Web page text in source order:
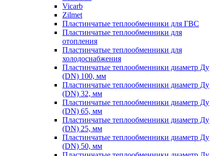
Vicarb
Zilmet
Пластинчатые теплообменники для ГВС
Пластинчатые теплообменники для
отопления
Пластинчатые теплообменники для
холодоснабжения
Пластинчатые теплообменники диаметр Ду
(DN) 100, мм
Пластинчатые теплообменники диаметр Ду
(DN) 32, мм
Пластинчатые теплообменники диаметр Ду
(DN) 65, мм
Пластинчатые теплообменники диаметр Ду
(DN) 25, мм
Пластинчатые теплообменники диаметр Ду
(DN) 50, мм